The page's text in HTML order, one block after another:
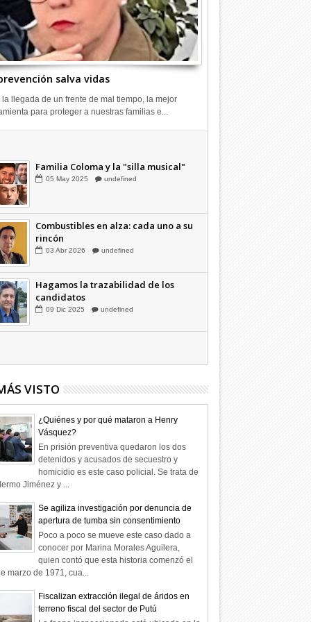
salva vidas
la llegada de un frente de mal tiempo, la mejor
para proteger a nuestras familias e...
03Abr 2026 undefined
05 May 2025 undefined
rincón
03Abr 2026 undefined
candidatos
VISTO
¿Quiénes y por qué mataron a Henry
Vásquez?
En prisión preventiva quedaron los dos
detenidos y acusados de secuestro y
homicidio es este caso policial. Se trata de
Jiménez y ...
Se agiliza investigación por denuncia de
apertura de tumba sin consentimiento
Poco a poco se mueve este caso dado a
conocer por Marina Morales Aguilera,
quien contó que esta historia comenzó el
marzo de 1971, cua...
Fiscalizan extracción ilegal de áridos en
terreno fiscal del sector de Putú